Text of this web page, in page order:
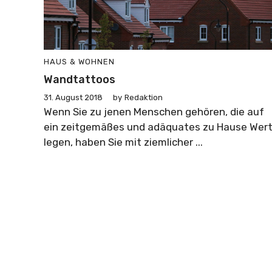
HAUS & WOHNEN
Wandtattoos
31. August 2018 by Redaktion
Wenn Sie zu jenen Menschen gehören, die auf
ein zeitgemäßes und adäquates zu Hause Wert
legen, haben Sie mit ziemlicher ...